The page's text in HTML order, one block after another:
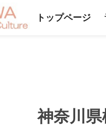
トップページ
神奈川